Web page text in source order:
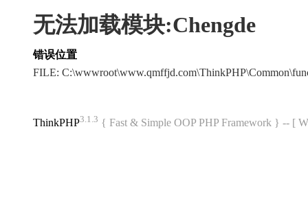
无法加载模块:Chengde
错误位置
FILE:
ThinkPHP3.1.3 { Fast & Simple OOP PHP Framework } -- [